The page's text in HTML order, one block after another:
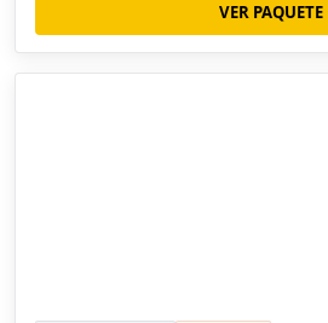
VER PAQUETE